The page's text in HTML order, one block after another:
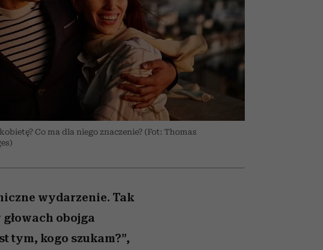
się mówić
pożądane
i marki sezonu
Co ma dla niego znaczenie? (Fot: Thomas
wydarzenie. Tak
obojga
tym, kogo szukam?”,